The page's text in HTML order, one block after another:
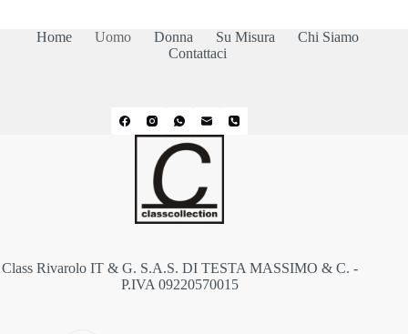
Home Uomo Donna Su Misura
Chi Siamo
Contattaci
Class Rivarolo IT & G. S.A.S. DI TESTA MASSIMO & C. -
P.IVA 09220570015